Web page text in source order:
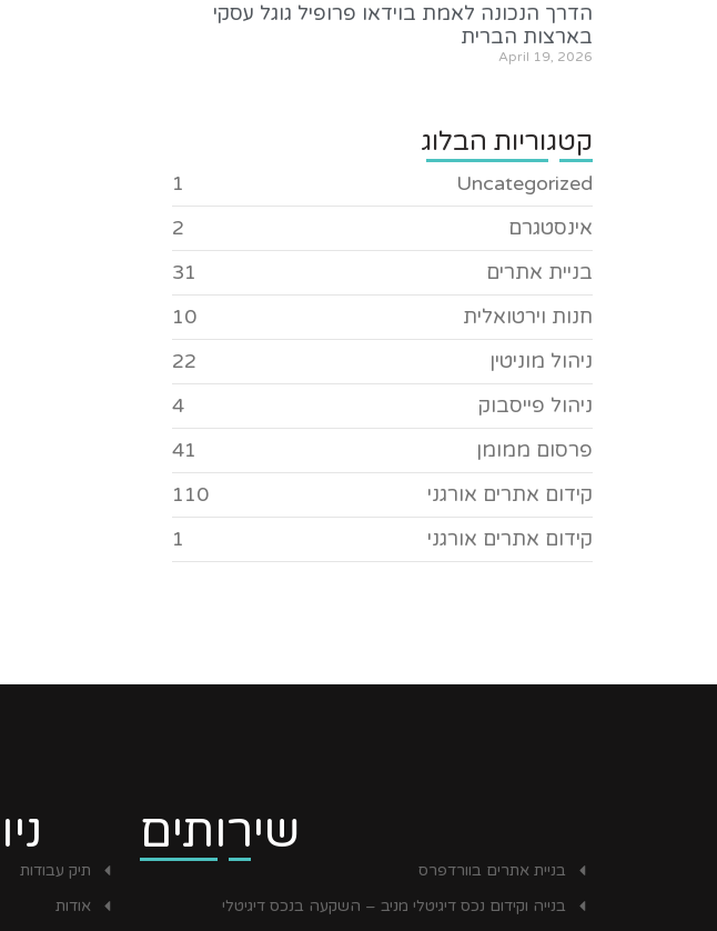
הדרך הנכונה לאמת בוידאו פרופיל גוגל עסקי
בארצות הברית
April 19, 2026
קטגוריות הבלוג
Uncategorized
1
אינסטגרם
2
בניית אתרים
31
חנות וירטואלית
10
ניהול מוניטין
22
ניהול פייסבוק
4
פרסום ממומן
41
קידום אתרים אורגני
110
קידום אתרים אורגני
1
תיק עבודות
אודות
שירותים
בניית אתרים בוורדפרס
בנייה וקידום נכס דיגיטלי מניב – השקעה בנכס דיגיטלי